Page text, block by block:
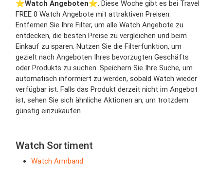
⭐️Watch Angeboten⭐️. Diese Woche gibt es bei Travel
FREE 0 Watch Angebote mit attraktiven Preisen.
Entfernen Sie Ihre Filter, um alle Watch Angebote zu
entdecken, die besten Preise zu vergleichen und beim
Einkauf zu sparen. Nutzen Sie die Filterfunktion, um
gezielt nach Angeboten Ihres bevorzugten Geschäfts
oder Produkts zu suchen. Speichern Sie Ihre Suche, um
automatisch informiert zu werden, sobald Watch wieder
verfügbar ist. Falls das Produkt derzeit nicht im Angebot
ist, sehen Sie sich ähnliche Aktionen an, um trotzdem
günstig einzukaufen.
Watch Sortiment
Watch Armband